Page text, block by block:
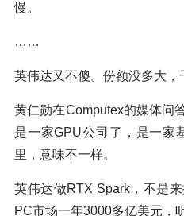
慢。
……
英伟达又不傻。份额没多大，
黄仁勋在Computex的媒体问
是一家GPU公司了，是一家
里，意味不一样。
英伟达做RTX Spark，不是
PC市场一年3000多亿美元，